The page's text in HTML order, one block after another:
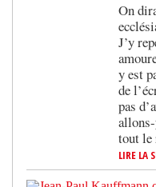
On
J’y
y est
de
pas
tout
LIRE LA